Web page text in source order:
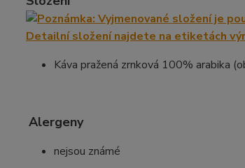
Káva pražená zrnková 100% arabika
Alergeny
nejsou známé